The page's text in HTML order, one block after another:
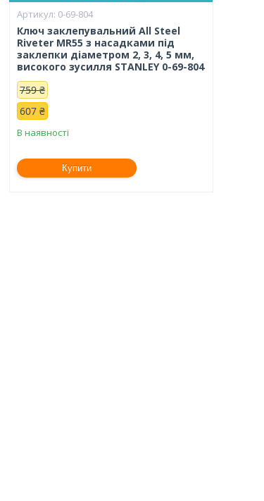
0-69-804
Ключ заклепувальний All Steel
Riveter MR55 з насадками під
заклепки діаметром 2, 3, 4, 5 мм,
високого зусилля STANLEY 0-69-804
759 ₴
607 ₴
В наявності
Купити